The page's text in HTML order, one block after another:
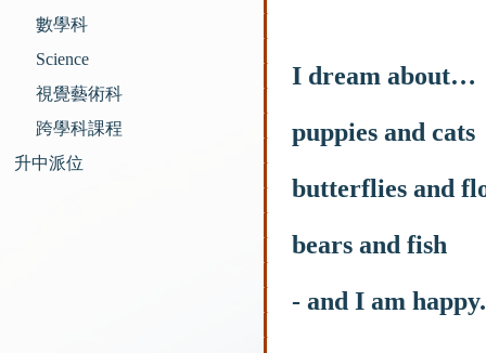
數學科
Science
視覺藝術科
跨學科課程
升中派位
I dream about…
puppies and cats
butterflies and
bears and fish
- and I am happy.